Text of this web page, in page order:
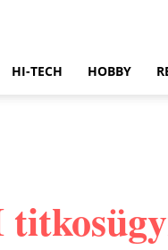
HI-TECH HOBBY